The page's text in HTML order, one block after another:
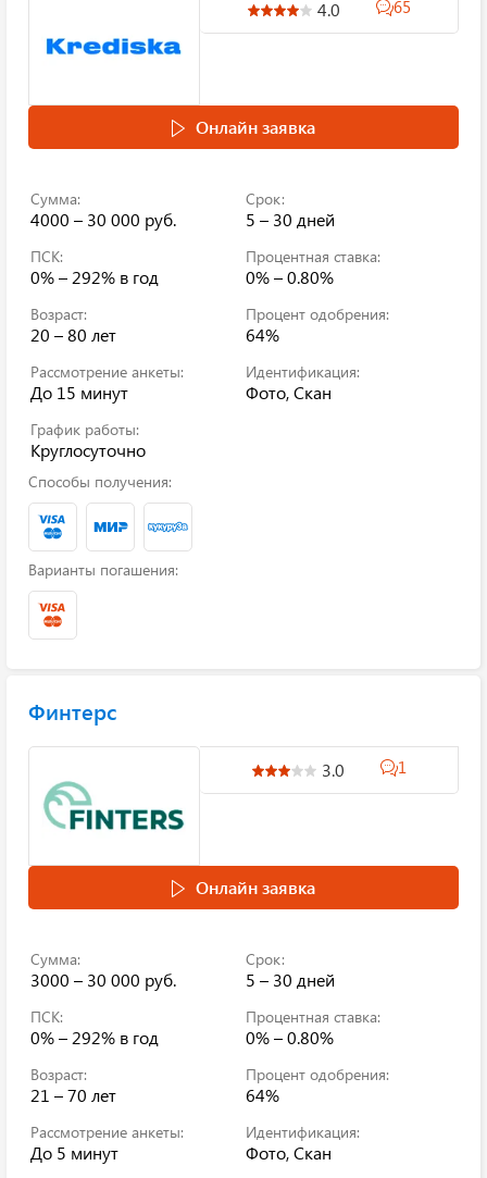
4.0 65
Онлайн заявка
Сумма:
4000 – 30 000 руб.
Срок:
5 – 30 дней
ПСК:
0% – 292% в год
Процентная ставка:
0% – 0.80%
Возраст:
20 – 80 лет
Процент одобрения:
64%
Рассмотрение анкеты:
До 15 минут
Идентификация:
Фото, Скан
График работы:
Круглосуточно
Способы получения:
Варианты погашения:
Финтерс
3.0 1
Онлайн заявка
Сумма:
3000 – 30 000 руб.
Срок:
5 – 30 дней
ПСК:
0% – 292% в год
Процентная ставка:
0% – 0.80%
Возраст:
21 – 70 лет
Процент одобрения:
64%
Рассмотрение анкеты:
До 5 минут
Идентификация:
Фото, Скан